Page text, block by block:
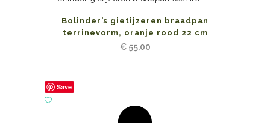
Bolinder’s gietijzeren braadpan
terrinevorm, oranje rood 22 cm
€55,00
Save